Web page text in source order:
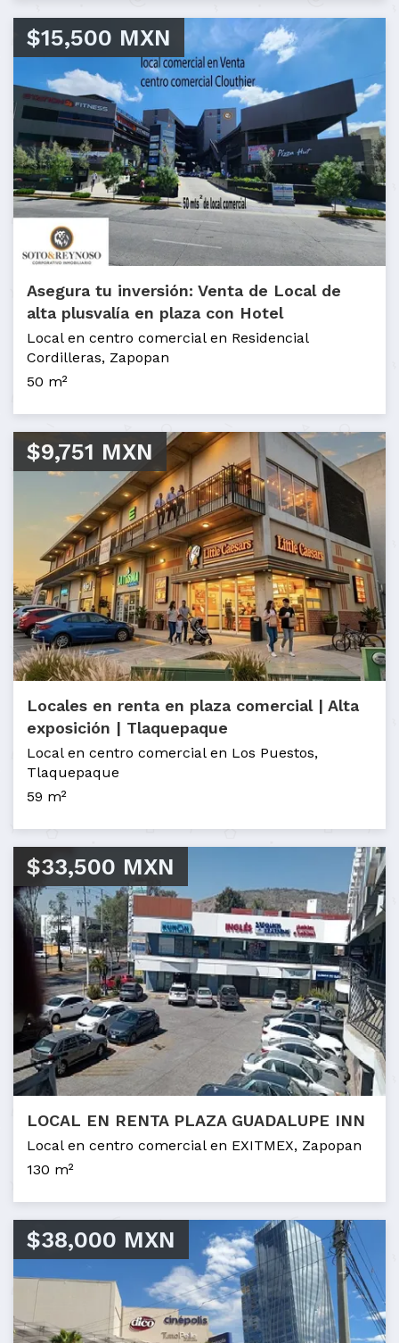
$15,500 MXN
Asegura tu inversión: Venta de Local de
alta plusvalía en plaza con Hotel
Local en centro comercial en Residencial
Cordilleras, Zapopan
50 m²
$9,751 MXN
Locales en renta en plaza comercial | Alta
exposición | Tlaquepaque
Local en centro comercial en Los Puestos,
Tlaquepaque
59 m²
$33,500 MXN
LOCAL EN RENTA PLAZA GUADALUPE INN
Local en centro comercial en EXITMEX, Zapopan
130 m²
$38,000 MXN